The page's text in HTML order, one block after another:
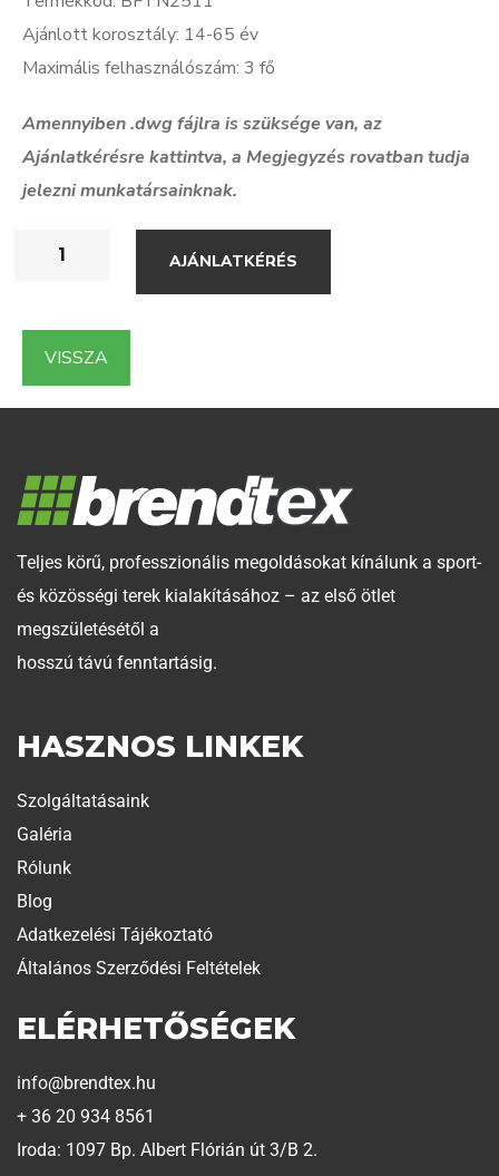
Ajánlott korosztály: 14-65 év
Maximális felhasználószám: 3 fő
Amennyiben .dwg fájlra is szüksége van, az
Ajánlatkérésre kattintva, a Megjegyzés rovatban tudja
jelezni munkatársainknak.
AJÁNLATKÉRÉS
VISSZA
Teljes körű, professzionális megoldásokat kínálunk a sport-
és közösségi terek kialakításához – az első ötlet
megszületésétől a
hosszú távú fenntartásig.
HASZNOS LINKEK
Szolgáltatásaink
Galéria
Rólunk
Blog
Adatkezelési Tájékoztató
Általános Szerződési Feltételek
ELÉRHETŐSÉGEK
info@brendtex.hu
+ 36 20 934 8561
Iroda: 1097 Bp. Albert Flórián út 3/B 2.